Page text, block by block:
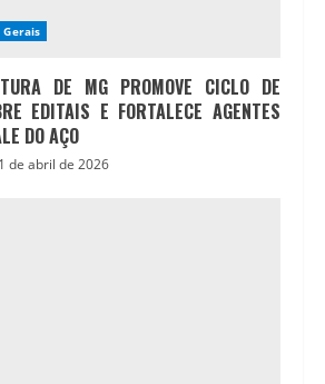
Gerais
DE MG PROMOVE CICLO DE
EDITAIS E FORTALECE AGENTES
DO AÇO
de abril de 2026